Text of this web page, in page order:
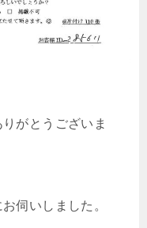
がとうございま
伺いしました。